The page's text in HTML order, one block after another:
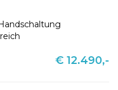
Handschaltung
€ 12.490,-